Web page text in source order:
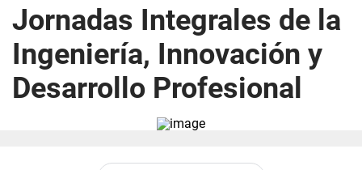
Jornadas Integrales de la
Ingeniería, Innovación y
Desarrollo Profesional